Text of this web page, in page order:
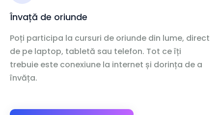
Învață de oriunde
Poți participa la cursuri de oriunde din lume, direct
de pe laptop, tabletă sau telefon. Tot ce îți
trebuie este conexiune la internet și dorința de a
învăța.